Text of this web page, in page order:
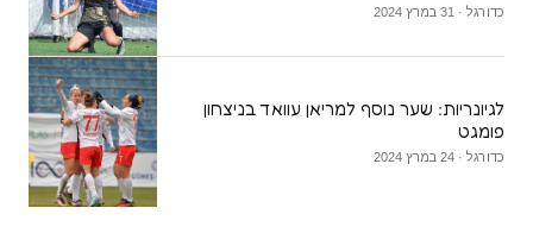
כדורגל · 31 במרץ 2024
לגיונריות: שער נוסף למריאן עוואד בניצחון
פומגט
כדורגל · 24 במרץ 2024